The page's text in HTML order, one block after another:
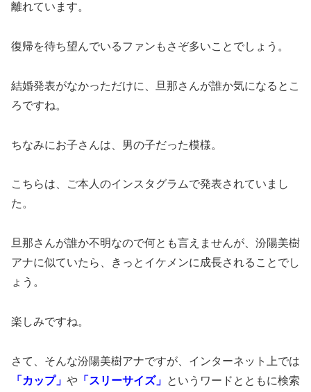
離れています。
復帰を待ち望んでいるファンもさぞ多いことでしょう。
結婚発表がなかっただけに、旦那さんが誰か気になるとこ
ろですね。
ちなみにお子さんは、男の子だった模様。
こちらは、ご本人のインスタグラムで発表されていまし
た。
旦那さんが誰か不明なので何とも言えませんが、汾陽美樹
アナに似ていたら、きっとイケメンに成長されることでし
ょう。
楽しみですね。
さて、そんな汾陽美樹アナですが、インターネット上では
「カップ」 や 「スリーサイズ」 というワードとともに検索